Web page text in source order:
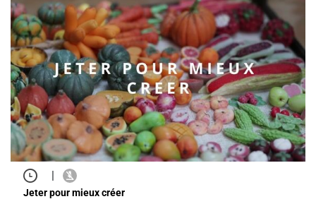
|
Jeter pour mieux créer